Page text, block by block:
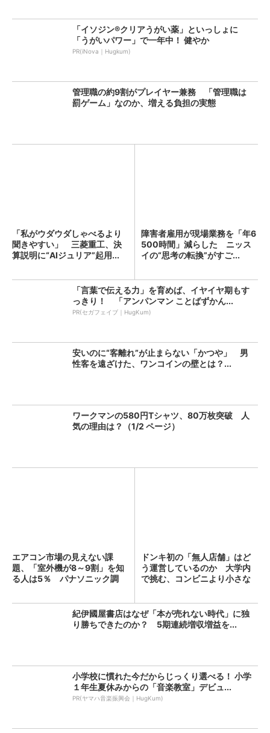
「イソジン®クリアうがい薬」といっしょに
「うがいパワー」で一年中！ 健やか
PR(iNova｜Hugkum)
管理職の約9割がプレイヤー兼務 「管理職は
罰ゲーム」なのか、増える負担の実態
「私がウダウダしゃべるより
聞きやすい」 三菱重工、決
算説明に“AIジュリア”起用...
障害者雇用が現場業務を「年6
500時間」減らした ニッス
イの“思考の転換”がすご...
「言葉で伝える力」を育めば、イヤイヤ期もす
っきり！ 「アンパンマン ことばずかん...
PR(セガフェイブ｜HugKum)
安いのに“客離れ”が止まらない「かつや」 男
性客を遠ざけた、ワンコインの壁とは？...
ワークマンの580円Tシャツ、80万枚突破 人
気の理由は？（1/2 ページ）
エアコン市場の見えない課
題、「室外機が8～9割」を知
る人は5％ パナソニック調
ドンキ初の「無人店舗」はど
う運営しているのか 大学内
で挑む、コンビニより小さな
紀伊國屋書店はなぜ「本が売れない時代」に独
り勝ちできたのか？ 5期連続増収増益を...
小学校に慣れた今だからじっくり選べる！ 小学
１年生夏休みからの「音楽教室」デビュ...
PR(ヤマハ音楽振興会｜HugKum)